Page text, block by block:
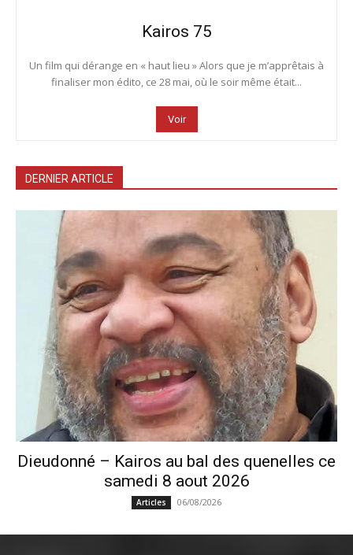
Kairos 75
Un film qui dérange en « haut lieu » Alors que je m’apprêtais à
finaliser mon édito, ce 28 mai, où le soir même était...
Voir
DERNIER ARTICLE
Dieudonné – Kairos au bal des quenelles ce
samedi 8 aout 2026
Articles 06/08/2026